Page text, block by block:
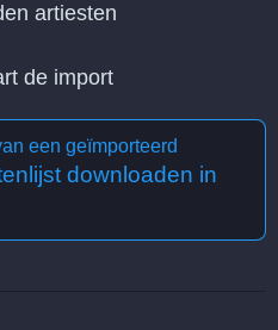
artiesten
de import
een geïmporteerd
downloaden in